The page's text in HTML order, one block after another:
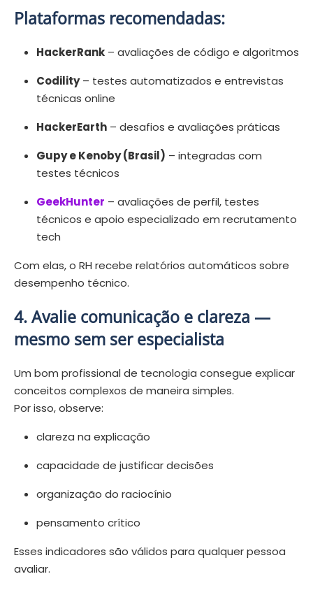
Plataformas recomendadas:
HackerRank – avaliações de código e algoritmos
Codility– testes automatizados e entrevistas
técnicas online
HackerEarth – desafios e avaliações práticas
Gupy e Kenoby (Brasil) – integradas com
testes técnicos
GeekHunter – avaliações de perfil, testes
técnicos e apoio especializado em recrutamento
tech
Com elas, o RH recebe relatórios automáticos sobre
desempenho técnico.
4. Avalie comunicação e clareza —
mesmo sem ser especialista
Um bom profissional de tecnologia consegue explicar
conceitos complexos de maneira simples.
Por isso, observe:
clareza na explicação
capacidade de justificar decisões
organização do raciocínio
pensamento crítico
Esses indicadores são válidos para qualquer pessoa
avaliar.